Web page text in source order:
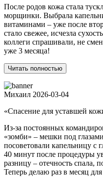
После родов кожа стала
морщинки. Выбрала
витаминами – уже после
стало свежее, исчезла
коллеги спрашивали, не
уже 3 месяца!
Читать полностью
Михаил 2026-03-04
«Спасение для уставшей
Из-за постоянных
«зомби» – мешки под
посоветовали капельницу с
40 минут после процедуры
разницу – отечность спала,
Теперь делаю раз в месяц